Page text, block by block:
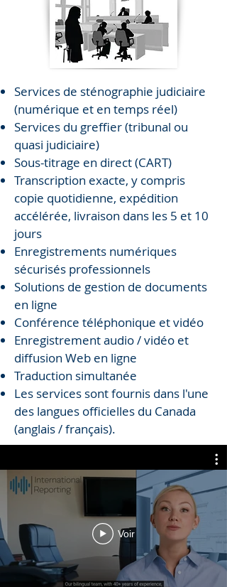
Services de sténographie judiciaire
(numérique et en temps réel)
Services du greffier (tribunal ou
quasi judiciaire)
Sous-titrage en direct (CART)
Transcription exacte, y compris
copie quotidienne, expédition
accélérée, livraison dans les 5 et 10
jours
Enregistrements numériques
sécurisés professionnels
Solutions de gestion de documents
en ligne
Conférence téléphonique et vidéo
Enregistrement audio / vidéo et
diffusion Web en ligne
Traduction simultanée
Les services sont fournis dans l'une
des langues officielles du Canada
(anglais / français).
Voir